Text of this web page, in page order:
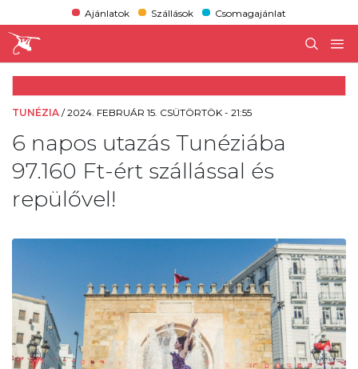
Ajánlatok Szállások Csomagajánlat
TUNÉZIA /2024. FEBRUÁR 15. CSÜTÖRTÖK - 21:55
6 napos utazás Tunéziába
97.160 Ft-ért szállással és
repülővel!